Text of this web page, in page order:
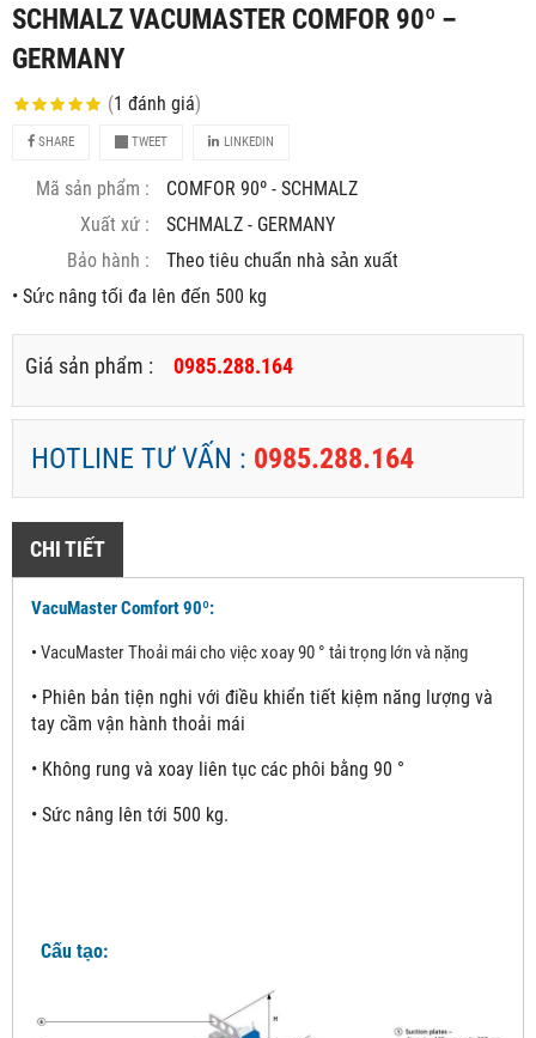
SCHMALZ VACUMASTER COMFOR 90º –
GERMANY
(1 đánh giá)
SHARE TWEET LINKEDIN
Mã sản phẩm :
COMFOR 90º - SCHMALZ
Xuất xứ :
SCHMALZ - GERMANY
Bảo hành :
Theo tiêu chuẩn nhà sản xuất
• Sức nâng tối đa lên đến 500 kg
Giá sản phẩm : 0985.288.164
HOTLINE TƯ VẤN : 0985.288.164
CHI TIẾT
VacuMaster Comfort 90º:
•VacuMaster Thoải mái cho việc xoay 90 ° tải trọng lớn và nặng
• Phiên bản tiện nghi với điều khiển tiết kiệm năng lượng và
tay cầm vận hành thoải mái
• Không rung và xoay liên tục các phôi bằng 90 °
• Sức nâng lên tới 500 kg.
Cấu tạo: